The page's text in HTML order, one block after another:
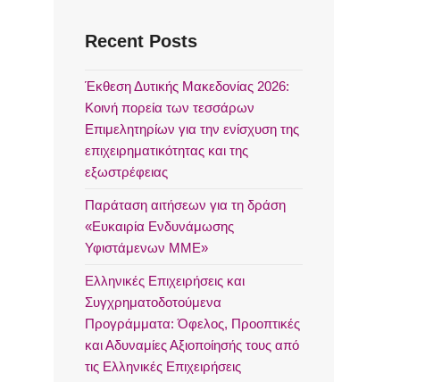
Recent Posts
Έκθεση Δυτικής Μακεδονίας 2026:
Κοινή πορεία των τεσσάρων
Επιμελητηρίων για την ενίσχυση της
επιχειρηματικότητας και της
εξωστρέφειας
Παράταση αιτήσεων για τη δράση
«Ευκαιρία Ενδυνάμωσης
Υφιστάμενων ΜΜΕ»
Ελληνικές Επιχειρήσεις και
Συγχρηματοδοτούμενα
Προγράμματα: Όφελος, Προοπτικές
και Αδυναμίες Αξιοποίησής τους από
τις Ελληνικές Επιχειρήσεις